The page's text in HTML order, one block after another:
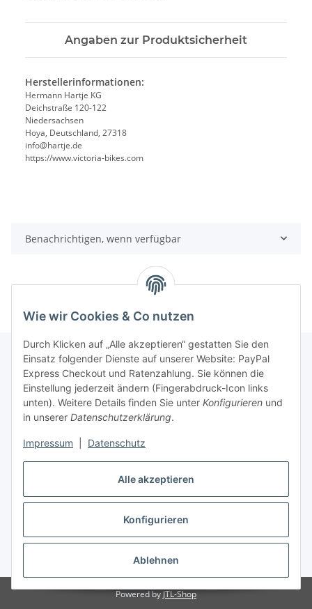
Alle akzeptieren
Konfigurieren
Ablehnen
Wie wir Cookies & Co nutzen
Durch Klicken auf „Alle akzeptieren“ gestatten Sie den
Einsatz folgender Dienste auf unserer Website: PayPal
Express Checkout und Ratenzahlung. Sie können die
Einstellung jederzeit ändern (Fingerabdruck-Icon links
unten). Weitere Details finden Sie unter Konfigurieren und
in unserer Datenschutzerklärung.
Impressum Datenschutz
Angaben zur Produktsicherheit
Herstellerinformationen:
Hermann Hartje KG
Deichstraße 120-122
Niedersachsen
Hoya, Deutschland, 27318
info@hartje.de
https://www.victoria-bikes.com
Benachrichtigen, wenn verfügbar
Informationen
Gesetzliche Informationen
Vertrag widerrufen
* Alle Preise inkl. gesetzlicher USt., zzgl.Versand
Powered byJTL-Shop